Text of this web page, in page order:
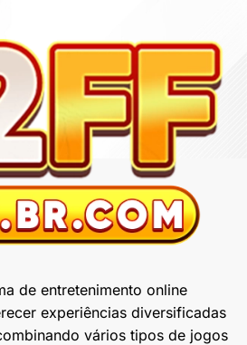
de entretenimento online
experiências diversificadas
vários tipos de jogos